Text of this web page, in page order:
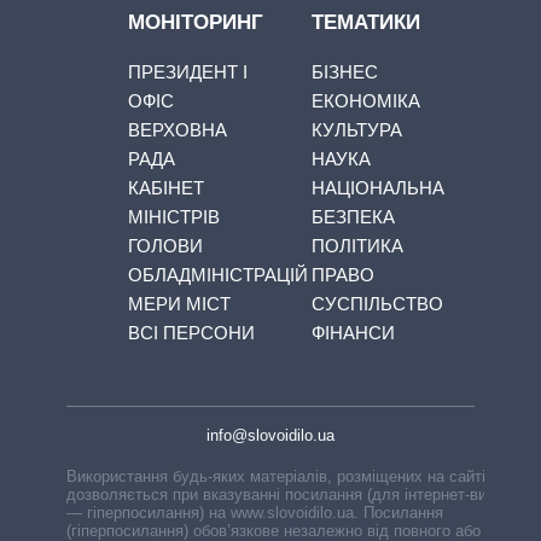
МОНІТОРИНГ
ПРЕЗИДЕНТ І
ОФІС
ВЕРХОВНА
РАДА
КАБІНЕТ
МІНІСТРІВ
ГОЛОВИ
ОБЛАДМІНІСТРАЦІЙ
МЕРИ МІСТ
ВСІ ПЕРСОНИ
ТЕМАТИКИ
БІЗНЕС
ЕКОНОМІКА
КУЛЬТУРА
НАУКА
НАЦІОНАЛЬНА
БЕЗПЕКА
ПОЛІТИКА
ПРАВО
СУСПІЛЬСТВО
ФІНАНСИ
info@slovoidilo.ua
Використання будь-яких матеріалів, розміщених на сайті,
дозволяється при вказуванні посилання (для інтернет-видань
— гіперпосилання) на www.slovoidilo.ua. Посилання
(гіперпосилання) обов’язкове незалежно від повного або